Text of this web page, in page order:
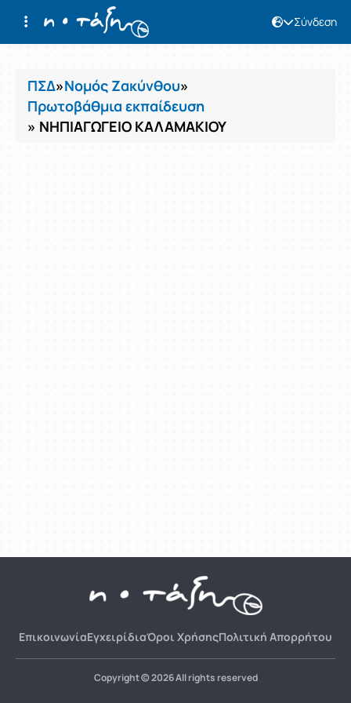
Σύνδεση
Μαθήματα
ΠΣΔ»Νομός Ζακύνθου»
Πρωτοβάθμια εκπαίδευση
» ΝΗΠΙΑΓΩΓΕΙΟ ΚΑΛΑΜΑΚΙΟΥ
ΕπικοινωνίαΕγχειρίδιαΌροι ΧρήσηςΠολιτική Απορρήτου
Copyright © 2026 All rights reserved